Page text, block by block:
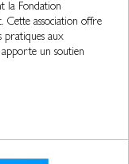
la Fondation
Cette association offre
pratiques aux
un soutien